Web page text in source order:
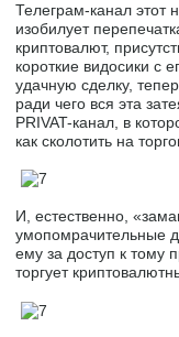
Телеграм-канал этот
изобилует
криптовалют,
короткие видосики с
удачную сделку,
ради чего вся эта
PRIVAT-канал, в
как сколотить на
И, естественно,
умопомрачительные
ему за доступ к тому
торгует